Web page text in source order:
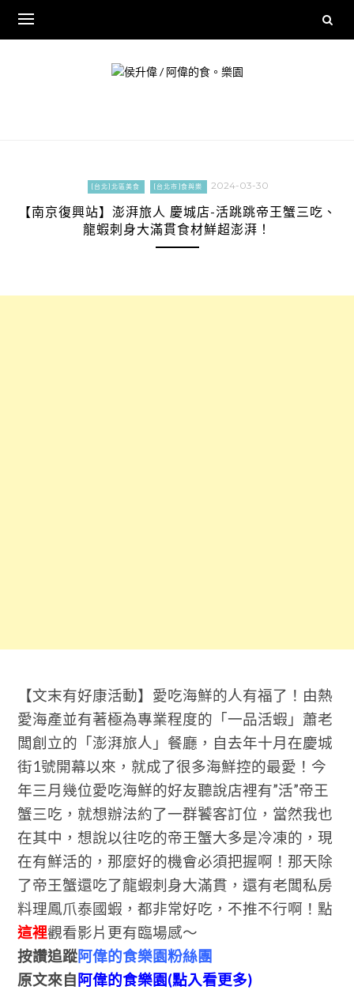
content
[台北]北區美食 [台北市]食與樂 2024-03-30
【南京復興站】澎湃旅人 慶城店-活跳跳帝王蟹三吃、
龍蝦刺身大滿貫食材鮮超澎湃！
【文末有好康活動】愛吃海鮮的人有福了！由熱
愛海產並有著極為專業程度的「一品活蝦」蕭老
闆創立的「澎湃旅人」餐廳，自去年十月在慶城
街1號開幕以來，就成了很多海鮮控的最愛！今
年三月幾位愛吃海鮮的好友聽說店裡有”活”帝王
蟹三吃，就想辦法約了一群饕客訂位，當然我也
在其中，想說以往吃的帝王蟹大多是冷凍的，現
在有鮮活的，那麼好的機會必須把握啊！那天除
了帝王蟹還吃了龍蝦刺身大滿貫，還有老闆私房
料理鳳爪泰國蝦，都非常好吃，不推不行啊！點
這裡觀看影片更有臨場感～
按讚追蹤阿偉的食樂園粉絲團
原文來自 阿偉的食樂園(點入看更多)